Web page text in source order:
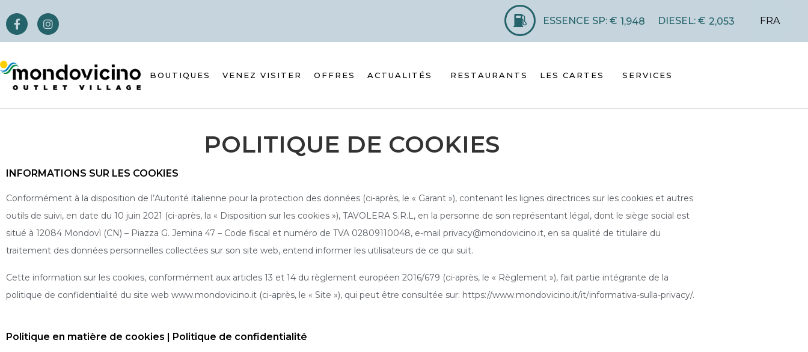
ESSENCE SP: € 1,948 DIESEL: € 2,053 FRA
BOUTIQUES VENEZ VISITER OFFRES ACTUALITÉS RESTAURANTS LES CARTES SERVICES
POLITIQUE DE COOKIES
INFORMATIONS SUR LES COOKIES
Conformément à la disposition de l’Autorité italienne pour la protection des données (ci-après, le « Garant »), contenant les lignes directrices sur les cookies et autres
outils de suivi, en date du 10 juin 2021 (ci-après, la « Disposition sur les cookies »), TAVOLERA S.R.L, en la personne de son représentant légal, dont le siège social est
situé à 12084 Mondovì (CN) – Piazza G. Jemina 47 – Code fiscal et numéro de TVA 02809110048, e-mail privacy@mondovicino.it, en sa qualité de titulaire du
traitement des données personnelles collectées sur son site web, entend informer les utilisateurs de ce qui suit.
Cette information sur les cookies, conformément aux articles 13 et 14 du règlement européen 2016/679 (ci-après, le « Règlement »), fait partie intégrante de la
politique de confidentialité du site web www.mondovicino.it (ci-après, le « Site »), qui peut être consultée sur: https://www.mondovicino.it/it/informativa-sulla-privacy/.
Politique en matière de cookies | Politique de confidentialité